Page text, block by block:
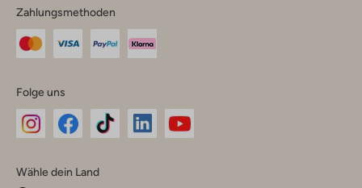
Zahlungsmethoden
Folge uns
Instagram
Facebook
TikTok
Wähle dein Land